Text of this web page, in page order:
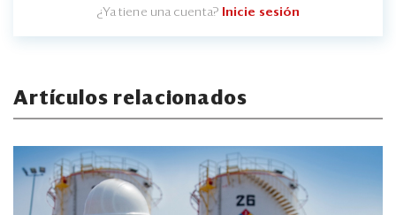
¿Ya tiene una cuenta? Inicie sesión
Artículos relacionados